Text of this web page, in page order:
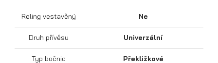
Reling vestavěný Ne
Druh přívěsu Univerzální
Typ bočnic Překližkové